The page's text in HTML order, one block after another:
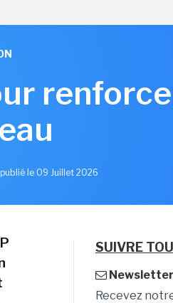
publié le 09 Juillet 2026
SUIVRE
Newsletter
Recevez